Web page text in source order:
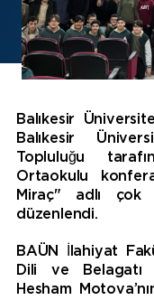
Balıkesir
Balıkesir
Topluluğu
Ortaokulu
Miraç" adlı
düzenlendi.
BAÜN İlahiyat
Dili ve Belagatı
Hesham
Hakkımızda
E-Baun
Üniversitemiz
YARDIMCI LİNKLER